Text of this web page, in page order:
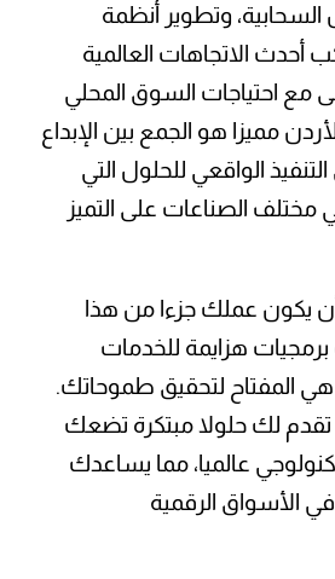
السحابية، وتطوير أنظمة
أحدث الاتجاهات العالمية
مع احتياجات السوق المحلي
مميزا هو الجمع بين الإبداع
الواقعي للحلول التي
الصناعات على التميز
يكون عملك جزءا من هذا
هزايمة للخدمات
هي المفتاح لتحقيق طموحاتك.
تقدم لك حلولا مبتكرة تضعك
عالميا، مما يساعدك
الأسواق الرقمية